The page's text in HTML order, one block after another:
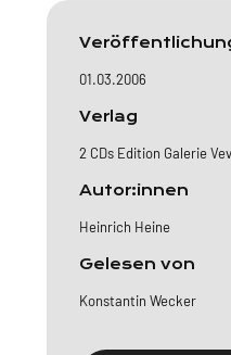
01.03.2006
Verlag
2 CDs Edition Galerie
Autor:innen
Heinrich Heine
Gelesen von
Konstantin Wecker